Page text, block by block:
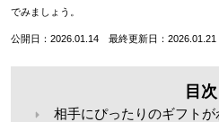
でみましょう。
公開日：2026.01.14 最終更新日：2026.01.21
目次
相手にぴったりのギフト